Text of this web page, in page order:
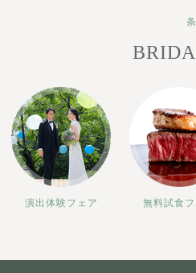
演出体験フェア 無料試食